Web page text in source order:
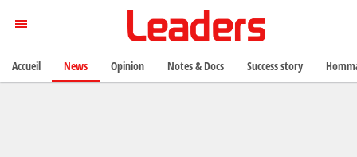
Accueil News Opinion Notes & Docs Success story